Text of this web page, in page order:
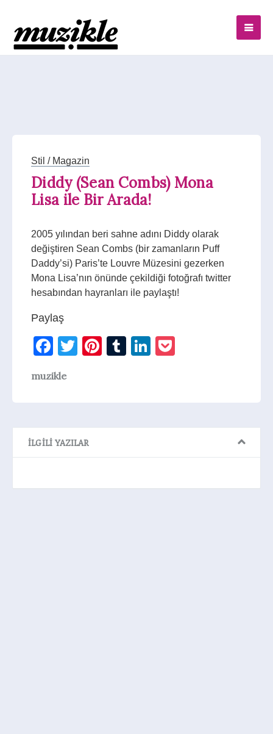
Stil / Magazin
Diddy (Sean Combs) Mona
Lisa ile Bir Arada!
2005 yılından beri sahne adını Diddy olarak
değiştiren Sean Combs (bir zamanların Puff
Daddy’si) Paris’te Louvre Müzesini gezerken
Mona Lisa’nın önünde çekildiği fotoğrafı twitter
hesabından hayranları ile paylaştı!
Paylaş
Facebook
TwitterPinterest
TumblrLinkedIn
muzikle
İLGILI YAZILAR